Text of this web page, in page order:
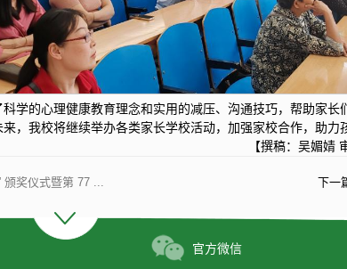
学的心理健康教育理念和实用的减压、沟通技巧，帮助家长
，我校将继续举办各类家长学校活动，加强家校合作，助力
【撰稿：吴媚婧
颁奖仪式暨第 77 ... 下一
官方微信